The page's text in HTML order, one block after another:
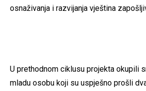
osnaživanja i razvijanja vještina
U prethodnom ciklusu projekta okupili
mladu osobu koji su uspješno prošli